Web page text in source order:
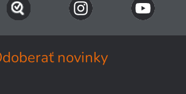
novinky